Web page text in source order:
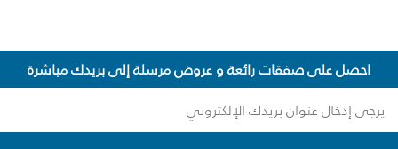
احصل على صفقات رائعة و عروض مرسلة إلى بريدك مباشرة